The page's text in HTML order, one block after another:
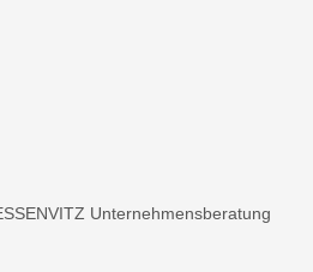
Unternehmensberatung